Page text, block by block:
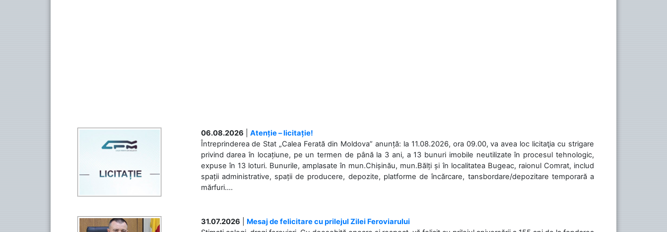
06.08.2026
Atenție – licitație!
Întreprinderea de Stat „Calea Ferată din Moldova” anunță: la 11.08.2026, ora 09.00, va avea loc licitaţia cu strigare
privind darea în locațiune, pe un termen de până la 3 ani, a 13 bunuri imobile neutilizate în procesul tehnologic,
expuse în 13 loturi. Bunurile, amplasate în mun.Chișinău, mun.Bălți și în localitatea Bugeac, raionul Comrat, includ
spații administrative, spații de producere, depozite, platforme de încărcare, tansbordare/depozitare temporară a
mărfuri....
31.07.2026
Mesaj de felicitare cu prilejul Zilei Feroviarului